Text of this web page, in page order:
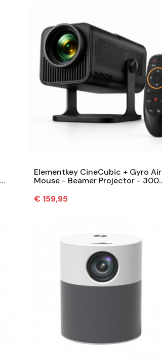
Elementkey CineCubic + Gyro Air
Mouse - Beamer Projector - 300
Prijs
€ 159,95